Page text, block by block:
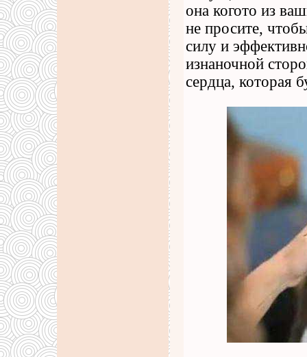
она когото из
не просите,
силу и
изнаночной
сердца, которая